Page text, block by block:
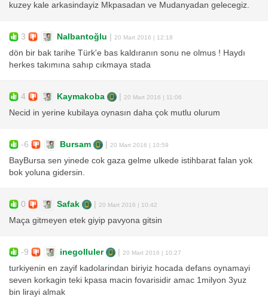
kuzey kale arkasindayiz Mkpasadan ve Mudanyadan gelecegiz.
3 Nalbantoğlu | 20 Mart 2016 | 12:18
dön bir bak tarihe Türk'e bas kaldıranın sonu ne olmus ! Haydı
herkes takımına sahıp cıkmaya stada
4 Kaymakoba | 20 Mart 2016 | 11:06
Necid in yerine kubilaya oynasın daha çok mutlu olurum
-6 Bursam | 20 Mart 2016 | 10:59
BayBursa sen yinede cok gaza gelme ulkede istihbarat falan yok
bok yoluna gidersin.
0 Safak | 20 Mart 2016 | 10:42
Maça gitmeyen etek giyip pavyona gitsin
-9 inegolluler | 20 Mart 2016 | 10:27
turkiyenin en zayif kadolarindan biriyiz hocada defans oynamayi
seven korkagin teki kpasa macin fovarisidir amac 1milyon 3yuz
bin lirayi almak